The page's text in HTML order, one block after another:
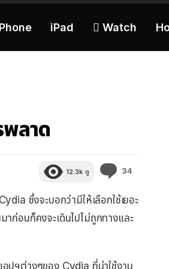
iPad  Watch
ลาด
12.3k ดู 34
ซึ่งจะบอกว่ามีให้เลือกใช้เยอะ
ก่อนก็คงจะเดินไปไม่ถูกทางและ
ปฯต่างๆของ Cydia ที่น่าใช้งาน